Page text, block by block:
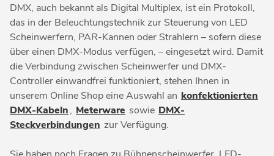
DMX, auch bekannt als Digital Multiplex, ist ein Protokoll,
das in der Beleuchtungstechnik zur Steuerung von LED
Scheinwerfern, PAR-Kannen oder Strahlern – sofern diese
über einen DMX-Modus verfügen, – eingesetzt wird. Damit
die Verbindung zwischen Scheinwerfer und DMX-
Controller einwandfrei funktioniert, stehen Ihnen in
unserem Online Shop eine Auswahl an konfektionierten
DMX-Kabeln, Meterware sowie DMX-
Steckverbindungen zur Verfügung.